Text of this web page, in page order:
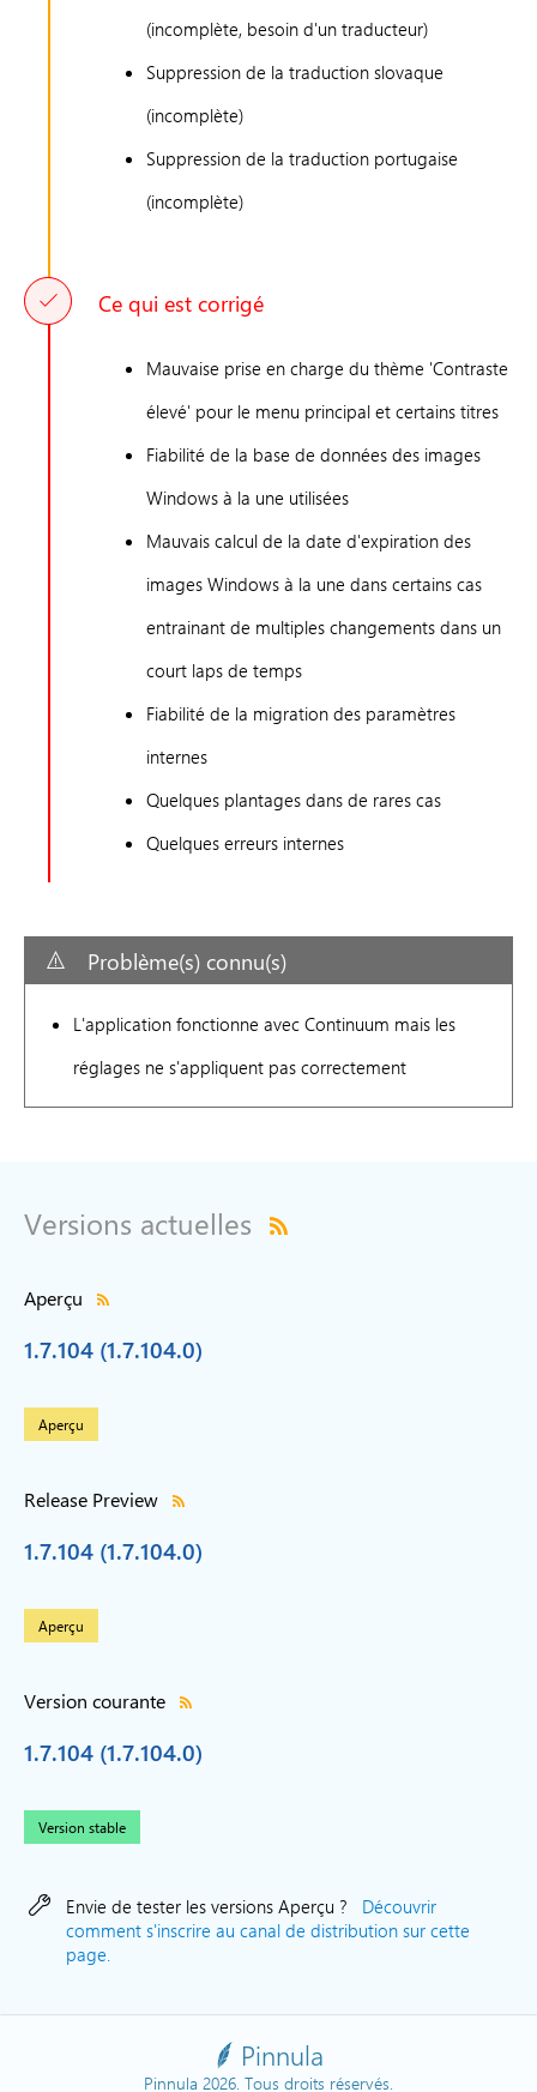
(incomplète, besoin d'un traducteur)
Suppression de la traduction slovaque
(incomplète)
Suppression de la traduction portugaise
(incomplète)
Ce qui est corrigé
Mauvaise prise en charge du thème 'Contraste
élevé' pour le menu principal et certains titres
Fiabilité de la base de données des images
Windows à la une utilisées
Mauvais calcul de la date d'expiration des
images Windows à la une dans certains cas
entrainant de multiples changements dans un
court laps de temps
Fiabilité de la migration des paramètres
internes
Quelques plantages dans de rares cas
Quelques erreurs internes
Problème(s) connu(s)
L'application fonctionne avec Continuum mais les
réglages ne s'appliquent pas correctement
Versions actuelles
Aperçu
1.7.104 (1.7.104.0)
Aperçu
Release Preview
1.7.104 (1.7.104.0)
Aperçu
Version courante
1.7.104 (1.7.104.0)
Version stable
Envie de tester les versions Aperçu ? Découvrir
comment s'inscrire au canal de distribution sur cette
page.
Pinnula
Pinnula 2026. Tous droits réservés.